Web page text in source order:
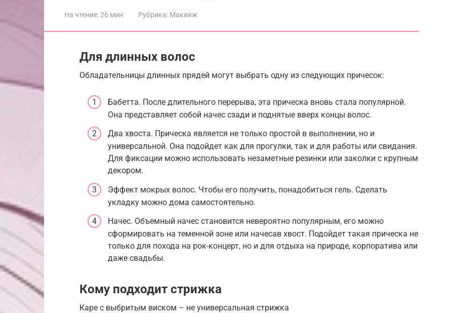
На чтение:26 мин Рубрика: Макияж
Для длинных волос
Обладательницы длинных прядей могут выбрать одну из следующих причесок:
Бабетта. После длительного перерыва, эта прическа вновь стала популярной.
Она представляет собой начес сзади и поднятые вверх концы волос.
Два хвоста. Прическа является не только простой в выполнении, но и
универсальной. Она подойдет как для прогулки, так и для работы или свидания.
Для фиксации можно использовать незаметные резинки или заколки с крупным
декором.
Эффект мокрых волос. Чтобы его получить, понадобиться гель. Сделать
укладку можно дома самостоятельно.
Начес. Объемный начес становится невероятно популярным, его можно
сформировать на теменной зоне или начесав хвост. Подойдет такая прическа не
только для похода на рок-концерт, но и для отдыха на природе, корпоратива или
даже свадьбы.
Кому подходит стрижка
Каре с выбритым виском – не универсальная стрижка